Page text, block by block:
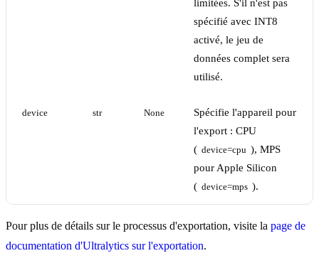
limitées. S'il n'est pas
spécifié avec INT8
activé, le jeu de
données complet sera
utilisé.
device str None
Spécifie l'appareil pour
l'export : CPU
( device=cpu ), MPS
pour Apple Silicon
( device=mps ).
Pour plus de détails sur le processus d'exportation, visite la page de
documentation d'Ultralytics sur l'exportation.